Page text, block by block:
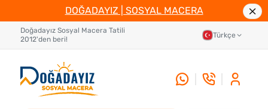
DOĞADAYIZ | SOSYAL MACERA
Doğadayız Sosyal Macera Tatili
2012'den beri!
Türkçe